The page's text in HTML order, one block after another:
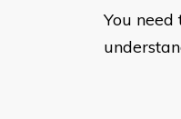
You